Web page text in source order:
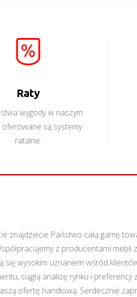
K2D
Raty
wygody w naszym
oferowane są systemy
ratalne.
znajdziecie Państwo całą gamę
z producentami mebli
się wysokim uznaniem wśród
ciągłą analizę rynku i preferencji
ofertę handlową. Serdecznie